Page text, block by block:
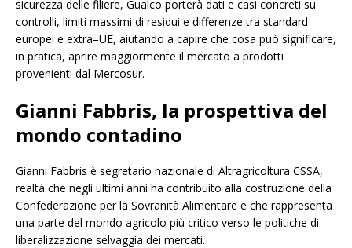
sicurezza delle filiere, Gualco porterà dati e casi concreti su
controlli, limiti massimi di residui e differenze tra standard
europei e extra–UE, aiutando a capire che cosa può significare,
in pratica, aprire maggiormente il mercato a prodotti
provenienti dal Mercosur.
Gianni Fabbris, la prospettiva del
mondo contadino
Gianni Fabbris è segretario nazionale di Altragricoltura CSSA,
realtà che negli ultimi anni ha contribuito alla costruzione della
Confederazione per la Sovranità Alimentare e che rappresenta
una parte del mondo agricolo più critico verso le politiche di
liberalizzazione selvaggia dei mercati.